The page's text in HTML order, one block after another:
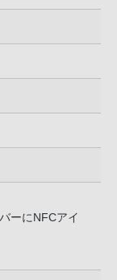
ーにNFCアイ